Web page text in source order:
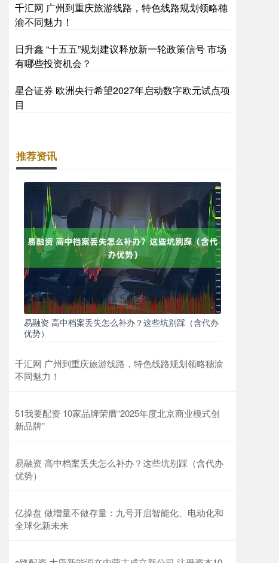
千汇网 广州到重庆旅游线路，特色线路规划领略穗
渝不同魅力！
日升鑫 “十五五”规划建议释放新一轮政策信号 市场
有哪些投资机会？
星合证券 欧洲央行希望2027年启动数字欧元试点项
目
推荐资讯
易融资 高中档案丢失怎么补办？这些坑别踩（含代办
优势）
千汇网 广州到重庆旅游线路，特色线路规划领略穗渝
不同魅力！
51我要配资 10家品牌荣膺“2025年度北京商业模式创
新品牌”
易融资 高中档案丢失怎么补办？这些坑别踩（含代办
优势）
亿操盘 做增量不做存量：九号开启智能化、电动化和
全球化新未来